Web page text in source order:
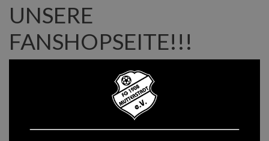
UNSERE
FANSHOPSEITE!!!